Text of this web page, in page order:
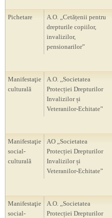
Pichetare
A.O. „Cetățenii pentru
drepturile copiilor,
invalizilor,
pensionarilor”
Manifestaţie
culturală
A.O. ,,Societatea
Protecției Drepturilor
Invalizilor și
Veteranilor-Echitate”
Manifestaţie
social-
culturală
AO „Societatea
Protecției Drepturilor
Invalizilor și
Veteranilor-Echitate”
Manifestaţie
social-
A.O. „Societatea
Protecției Drepturilor